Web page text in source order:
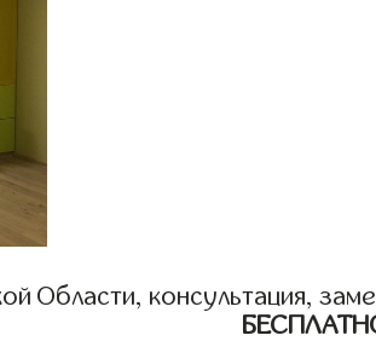
Области, консультация,